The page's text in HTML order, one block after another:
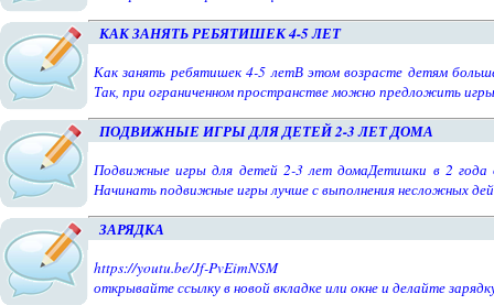
КАК ЗАНЯТЬ РЕБЯТИШЕК 4-5 ЛЕТ
Как занять ребятишек 4-5 летВ этом возрасте детям
Так, при ограниченном пространстве можно предложить
ПОДВИЖНЫЕ ИГРЫ ДЛЯ ДЕТЕЙ 2-3 ЛЕТ ДОМА
Подвижные игры для детей 2-3 лет домаДетишки в 2 года
Начинать подвижные игры лучше с выполнения несложных
ЗАРЯДКА
https://youtu.be/Jf-PvEimNSM
открывайте ссылку в новой вкладке или окне и делайте